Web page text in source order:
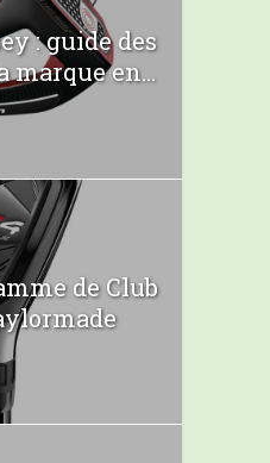
: guide des
marque en...
de Club